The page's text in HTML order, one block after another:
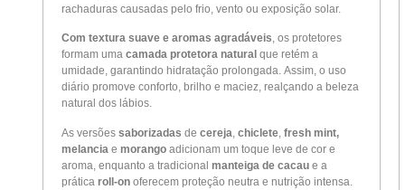
rachaduras causadas pelo frio, vento ou exposição solar.
Com textura suave e aromas agradáveis, os protetores
formam umacamada protetora natural que retém a
umidade, garantindo hidratação prolongada. Assim, o uso
diário promove conforto, brilho e maciez, realçando a beleza
natural dos lábios.
As versõessaborizadas decereja ,chiclete ,fresh mint,
melancia emorango adicionam um toque leve de cor e
aroma, enquanto a tradicionalmanteiga de cacau e a
práticaroll-on oferecem proteção neutra e nutrição intensa.